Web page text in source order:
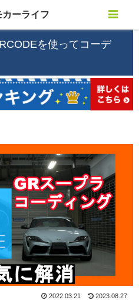
を使ってコーデ
2022.03.21 2023.08.27
カーライフ